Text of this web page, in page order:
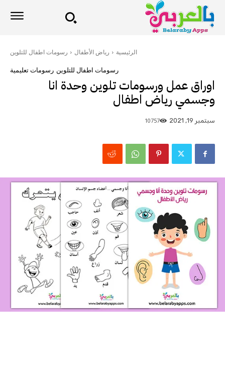
الرئيسية رياض الأطفال رسومات اطفال للتلوين
رسومات اطفال للتلوين رسومات تعليمية
اوراق عمل ورسومات تلوين وحدة انا
وجسمي رياض اطفال
سبتمبر 19, 2021 10757